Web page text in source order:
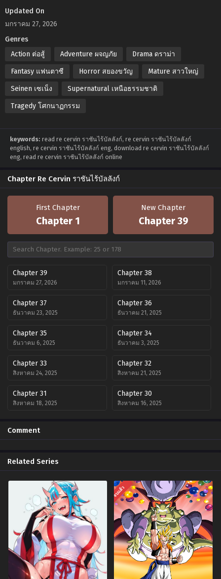
Updated On
มกราคม 27, 2026
Genres
Action ต่อสู้
Adventure ผจญภัย Drama ดราม่า
Fantasy แฟนตาซี Horror สยองขวัญ Mature สาวใหญ่
Seinen เซเน็ง Supernatural เหนือธรรมชาติ
Tragedy โศกนาฏกรรม
keywords: read re cervin ราชันไร้บัลลังก์, re cervin ราชันไร้บัลลังก์
english, re cervin ราชันไร้บัลลังก์ eng, download re cervin ราชันไร้บัลลังก์
eng, read re cervin ราชันไร้บัลลังก์ online
Chapter Re Cervin ราชันไร้บัลลังก์
First Chapter
Chapter 1
New Chapter
Chapter 39
Chapter 39
มกราคม 27, 2026
Chapter 38
มกราคม 11, 2026
Chapter 37
ธันวาคม 23, 2025
Chapter 36
ธันวาคม 21, 2025
Chapter 35
ธันวาคม 6, 2025
Chapter 34
ธันวาคม 3, 2025
Chapter 33
สิงหาคม 24, 2025
Chapter 32
สิงหาคม 21, 2025
Chapter 31
สิงหาคม 18, 2025
Chapter 30
สิงหาคม 16, 2025
พฤศจิกายน 22, 2024
พฤศจิกายน 22, 2024
พฤศจิกายน 22, 2024
Chapter 24
พฤศจิกายน 22, 2024
Chapter 23
พฤศจิกายน 22, 2024
Chapter 22
พฤศจิกายน 22, 2024
Chapter 21
พฤศจิกายน 22, 2024
Chapter 20
พฤศจิกายน 22, 2024
Chapter 19 Chapter 18
Comment
Related Series
จบแล้ว